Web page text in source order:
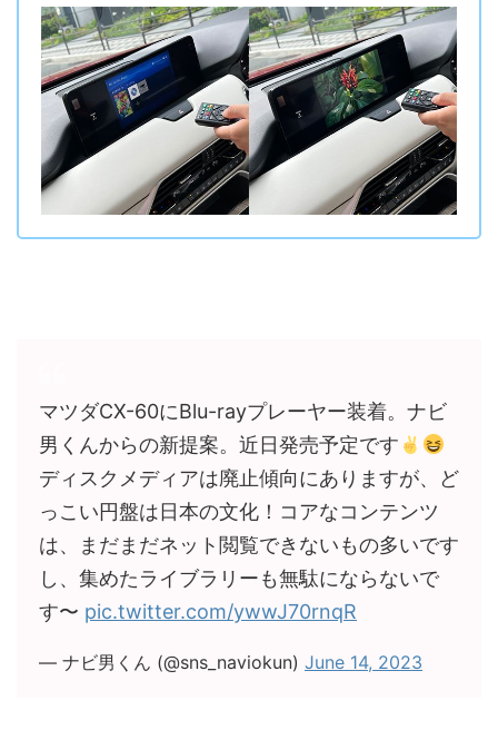
マツダCX-60にBlu-rayプレーヤー装着。ナビ
男くんからの新提案。近日発売予定です
ディスクメディアは廃止傾向にありますが、ど
っこい円盤は日本の文化！コアなコンテンツ
は、まだまだネット閲覧できないもの多いです
し、集めたライブラリーも無駄にならないで
す〜 pic.twitter.com/ywwJ70rnqR
— ナビ男くん (@sns_naviokun) June 14, 2023